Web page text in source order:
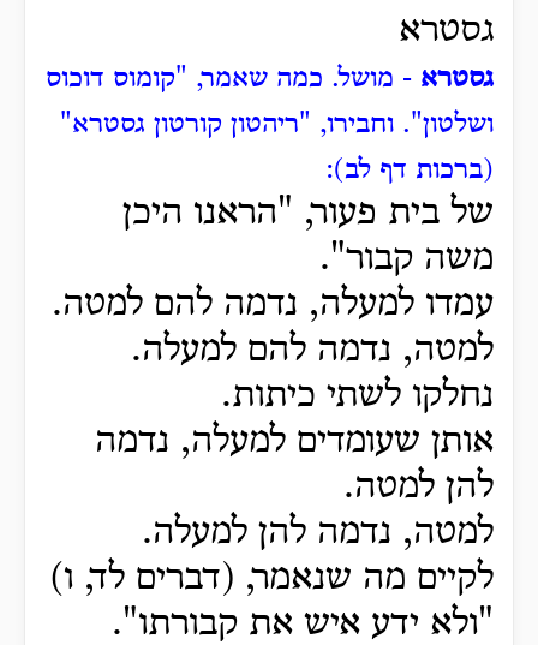
גסטרא
גסטרא - מושל. כמה שאמר, "קומוס דוכוס
ושלטון". וחבירו, "ריהטון קורטון גסטרא"
(ברכות דף לב):
של בית פעור, "הראנו היכן
משה קבור".
עמדו למעלה, נדמה להם למטה.
למטה, נדמה להם למעלה.
נחלקו לשתי כיתות.
אותן שעומדים למעלה, נדמה
להן למטה.
למטה, נדמה להן למעלה.
לקיים מה שנאמר, (דברים לד, ו)
"ולא ידע איש את קבורתו".